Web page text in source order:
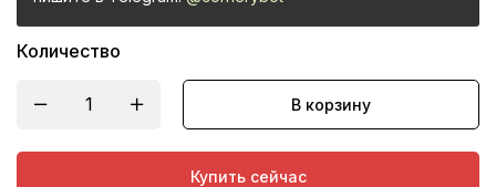
Количество
В корзину
Купить сейчас